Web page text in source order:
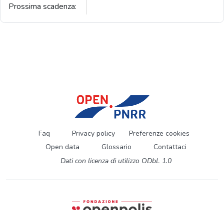
Prossima scadenza:
Faq Privacy policy
Preferenze cookies
Open data
Glossario
Contattaci
Dati con licenza di utilizzo ODbL 1.0